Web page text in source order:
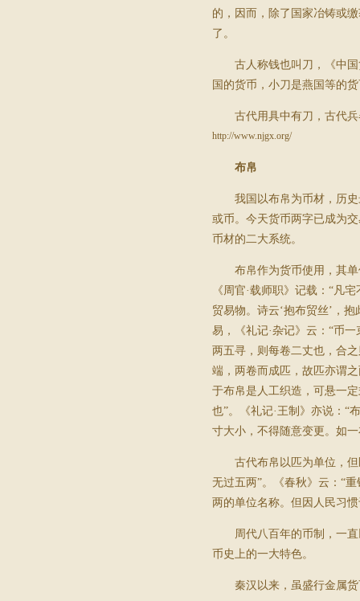
的，因而，除了国家冶铸或
了。
古人称钱也叫刀，《中
国的货币，小刀是燕国等的
古代用具中有刀，古代
http://www.njgx.org/
布帛
我国以布帛为币材，历
或币。今天货币两字已成为
币材的二大系统。
布帛作为货币使用，其
《周官·载师职》记载：“凡
贸易物。诗云‘抱布贸丝’，
易，《礼记·杂记》云：“币
两五寻，则每卷二丈也，合
端，两卷而成匹，故匹亦谓
于布帛是人工织造，可悬一
也”。《礼记·王制》亦说：“
寸大小，不得随意变更。如
古代布帛以匹为单位，
无过五两”。《春秋》云：“
两的单位名称。但因人民习
周代八百年的币制，一
币史上的一大特色。
秦汉以来，虽盛行金属